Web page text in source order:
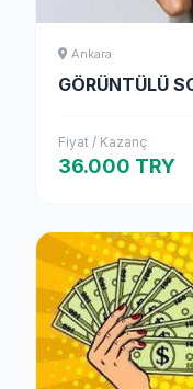
Ankara
GÖRÜNTÜLÜ
Fiyat / Kazanç
36.000 TRY